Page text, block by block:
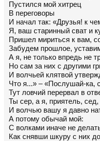
Пустился мой хитрец
В переговоры
И начал так: «Друзья! к
Я, ваш старинный сват и
Пришел мириться к вам,
Забудем прошлое,
А я, не только впредь не
Но сам за них с другими
И волчьей клятвой
Что я...» – «Послушай-ка,
Тут ловчий перервал в
Ты сер, а я, приятель, сед,
И волчью вашу я давно
А потому обычай мой:
С волками иначе не
Как снявши шкуру с них